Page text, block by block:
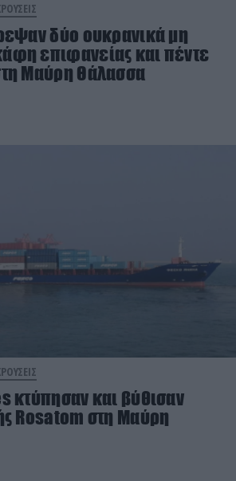
δύο ουκρανικά μη
επιφανείας και πέντε
Μαύρη Θάλασσα
κτύπησαν και βύθισαν
Rosatom στη Μαύρη